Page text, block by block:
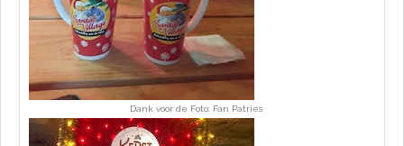
Dank voor de Foto: Fan Patries